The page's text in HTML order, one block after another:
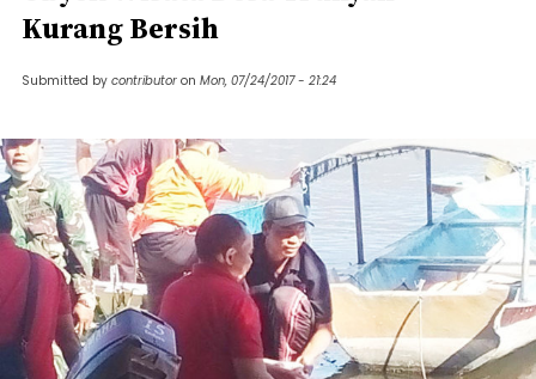
Kurang Bersih
Submitted by contributor on Mon, 07/24/2017 - 21:24